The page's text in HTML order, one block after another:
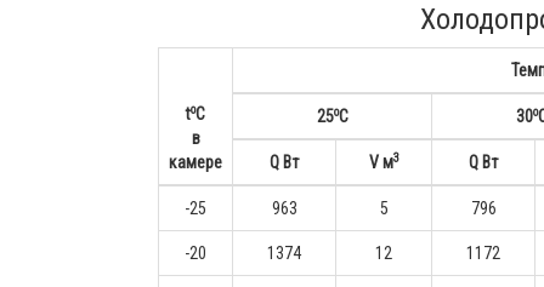
toС
в
камере
25oС 30o
Q Вт V м3 Q Вт
-25 963 5 796
-20 1374 12 1172